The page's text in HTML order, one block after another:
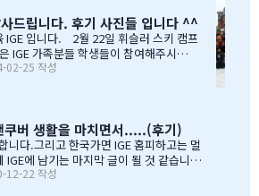
로 돌아가는 것도 대단하고요. 큰아이가
못하고 힘들어 할 때 워낙 엉뚱한 놈이라
께서 괜찮다고남자아이들은 그렇게 크는
작은 장단점도 다 알고 계시고 장점도
지막 주에는 저를 앉혀놓고 방학 캠프 리
드립니다. 후기 사진들 입니다 ^^
입니다. 2월 22일 휘슬러 스키 캠프
IGE 가족분들 학생들이 참여해주시고,
. 안타깝게도 화창한 날씨여야하는데,
정중부장님, 하나투어 지용구님, IGE S
님, 박숙희 선생님 그리고 코퀴틀람 사
경님 진심을 감사드립니다. 마지막으
전준성 본부장님께 감사드리며, 이벤트
수고많으셨습니다. " 스키 이벤트" 꼭
02-25 작성
쿠버 생활을 마치면서.....(후기)
니다.그리고 한국가면 IGE 홈피하고는 멀
IGE에 남기는 마지막 글이 될 것 같습니다
이들에게 너무 소중한 시간이였습니다.
12-22 작성